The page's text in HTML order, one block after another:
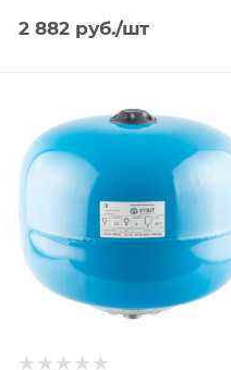
2 882 руб./шт
Объем бака, литров
Назначение бака
Для
водоснабжения
Присоединение бака
1"
Гарантийный срок